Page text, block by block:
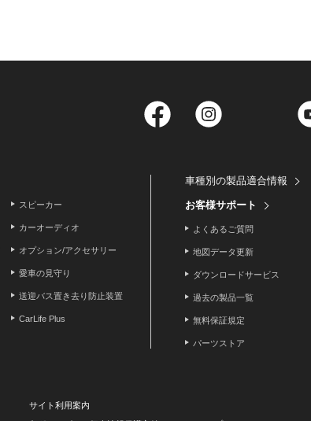
Facebook Twitter
スピーカー
カーオーディオ
オプション/アクセサリー
愛車の見守り
送迎バス置き去り防止装置
CarLife Plus
車種別の製品適合情報
お客様サポート
よくあるご質問
地図データ更新
ダウンロードサービス
過去の製品一覧
無料保証規定
パーツストア
サイト利用案内